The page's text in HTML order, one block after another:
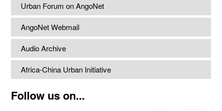
Urban Forum on AngoNet
AngoNet Webmail
Audio Archive
Africa-China Urban Initiative
Follow us on...